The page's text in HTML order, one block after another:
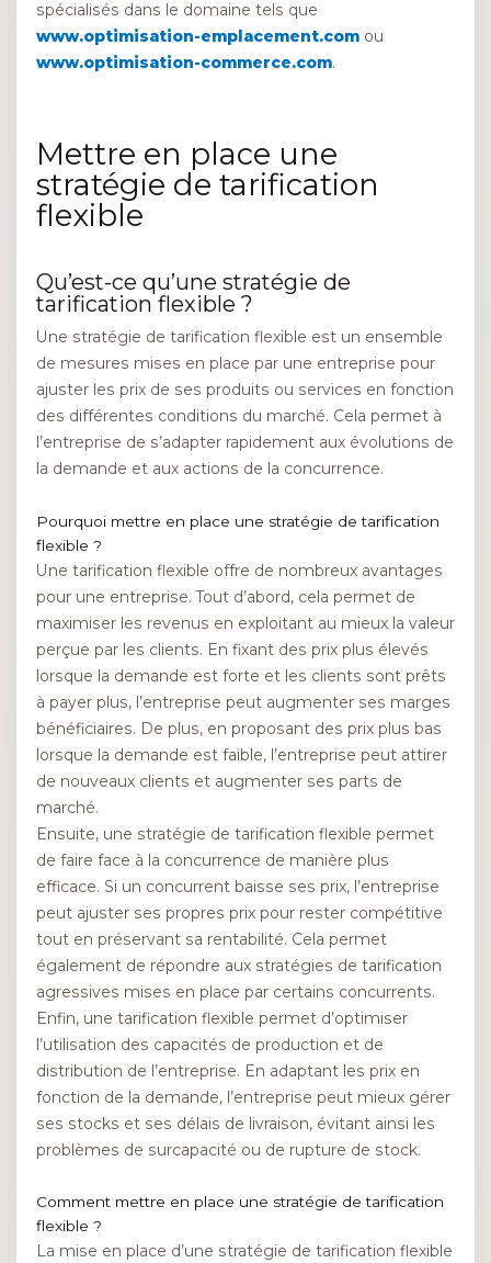
spécialisés dans le domaine tels que
www.optimisation-emplacement.com ou
www.optimisation-commerce.com.
Mettre en place une
stratégie de tarification
flexible
Qu’est-ce qu’une stratégie de
tarification flexible ?
Une stratégie de tarification flexible est un ensemble
de mesures mises en place par une entreprise pour
ajuster les prix de ses produits ou services en fonction
des différentes conditions du marché. Cela permet à
l’entreprise de s’adapter rapidement aux évolutions de
la demande et aux actions de la concurrence.
Pourquoi mettre en place une stratégie de tarification
flexible ?
Une tarification flexible offre de nombreux avantages
pour une entreprise. Tout d’abord, cela permet de
maximiser les revenus en exploitant au mieux la valeur
perçue par les clients. En fixant des prix plus élevés
lorsque la demande est forte et les clients sont prêts
à payer plus, l’entreprise peut augmenter ses marges
bénéficiaires. De plus, en proposant des prix plus bas
lorsque la demande est faible, l’entreprise peut attirer
de nouveaux clients et augmenter ses parts de
marché.
Ensuite, une stratégie de tarification flexible permet
de faire face à la concurrence de manière plus
efficace. Si un concurrent baisse ses prix, l’entreprise
peut ajuster ses propres prix pour rester compétitive
tout en préservant sa rentabilité. Cela permet
également de répondre aux stratégies de tarification
agressives mises en place par certains concurrents.
Enfin, une tarification flexible permet d’optimiser
l’utilisation des capacités de production et de
distribution de l’entreprise. En adaptant les prix en
fonction de la demande, l’entreprise peut mieux gérer
ses stocks et ses délais de livraison, évitant ainsi les
problèmes de surcapacité ou de rupture de stock.
Comment mettre en place une stratégie de tarification
flexible ?
La mise en place d’une stratégie de tarification flexible